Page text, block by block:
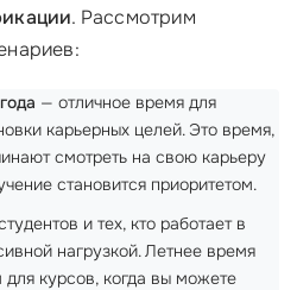
. Рассмотрим
— отличное время для
карьерных целей. Это время,
смотреть на свою карьеру
становится приоритетом.
и тех, кто работает в
нагрузкой. Летнее время
курсов, когда вы можете